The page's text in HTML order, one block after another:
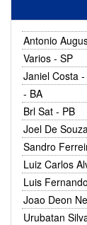
Antonio
Varios - SP
Janiel Costa
- BA
Brl Sat - PB
Joel De
Sandro
Luiz Carlos
Luis
Joao Deon
Urubatan